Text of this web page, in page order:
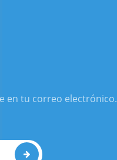
en tu correo electrónico.